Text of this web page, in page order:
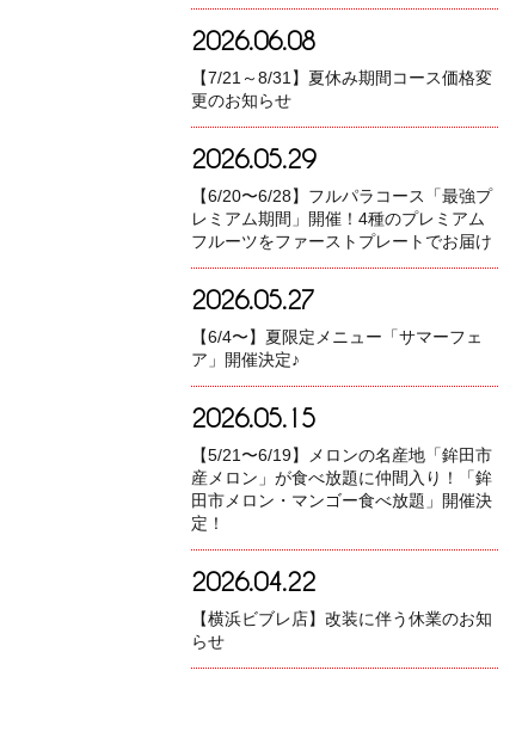
2026.06.08
【7/21～8/31】夏休み期間コース価格変
更のお知らせ
2026.05.29
【6/20〜6/28】フルパラコース「最強プ
レミアム期間」開催！4種のプレミアム
フルーツをファーストプレートでお届け
2026.05.27
【6/4〜】夏限定メニュー「サマーフェ
ア」開催決定♪
2026.05.15
【5/21〜6/19】メロンの名産地「鉾田市
産メロン」が食べ放題に仲間入り！「鉾
田市メロン・マンゴー食べ放題」開催決
定！
2026.04.22
【横浜ビブレ店】改装に伴う休業のお知
らせ